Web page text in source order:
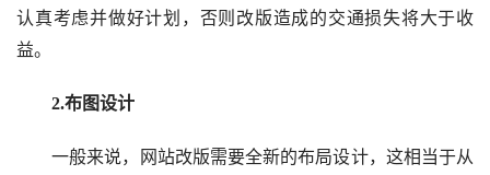
认真考虑并做好计划，否则改版造成的交通损失将大于收
益。
2.布图设计
一般来说，网站改版需要全新的布局设计，这相当于从